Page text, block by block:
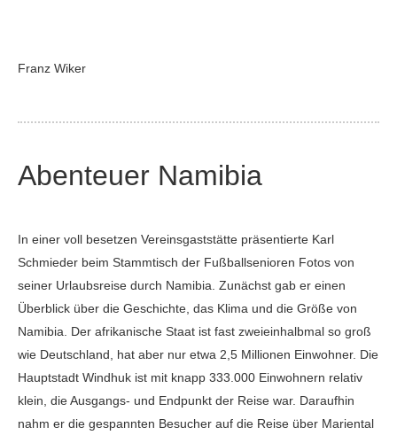
Franz Wiker
Abenteuer Namibia
In einer voll besetzen Vereinsgaststätte präsentierte Karl
Schmieder beim Stammtisch der Fußballsenioren Fotos von
seiner Urlaubsreise durch Namibia. Zunächst gab er einen
Überblick über die Geschichte, das Klima und die Größe von
Namibia. Der afrikanische Staat ist fast zweieinhalbmal so groß
wie Deutschland, hat aber nur etwa 2,5 Millionen Einwohner. Die
Hauptstadt Windhuk ist mit knapp 333.000 Einwohnern relativ
klein, die Ausgangs- und Endpunkt der Reise war. Daraufhin
nahm er die gespannten Besucher auf die Reise über Mariental